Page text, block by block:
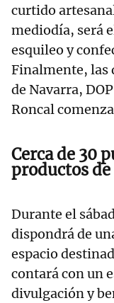
curtido
mediodía, será
esquileo y
Finalmente, las
de Navarra,
Roncal
Cerca de 30
productos
Durante el
dispondrá de
espacio
contará con un
divulgación y